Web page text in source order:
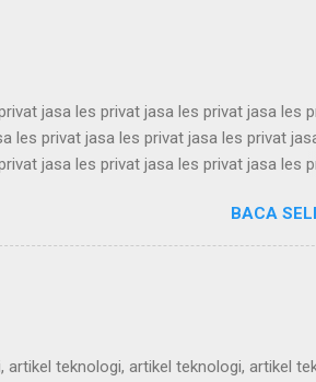
semenit, alam semenit, alam sem...
jasa les privat jasa les privat jasa les
les privat jasa les privat jasa les privat
jasa les privat jasa les privat jasa les
jasa les privat jasa les privat jasa les
les privat jasa les privat jasa les privat
jasa les privat jasa les privat jasa les
BACA
teknologi, artikel teknologi, artikel